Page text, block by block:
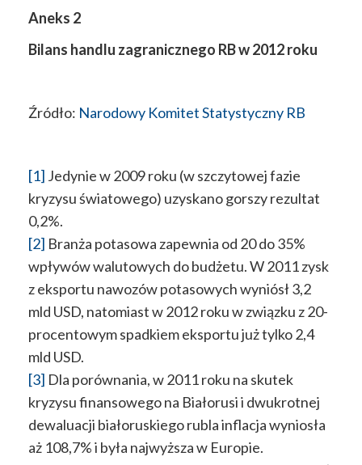
Aneks 2
Bilans handlu zagranicznego RB w 2012 roku
Źródło: Narodowy Komitet Statystyczny RB
[1] Jedynie w 2009 roku (w szczytowej fazie
kryzysu światowego) uzyskano gorszy rezultat
0,2%.
[2] Branża potasowa zapewnia od 20 do 35%
wpływów walutowych do budżetu. W 2011 zysk
z eksportu nawozów potasowych wyniósł 3,2
mld USD, natomiast w 2012 roku w związku z 20-
procentowym spadkiem eksportu już tylko 2,4
mld USD.
[3] Dla porównania, w 2011 roku na skutek
kryzysu finansowego na Białorusi i dwukrotnej
dewaluacji białoruskiego rubla inflacja wyniosła
aż 108,7% i była najwyższa w Europie.